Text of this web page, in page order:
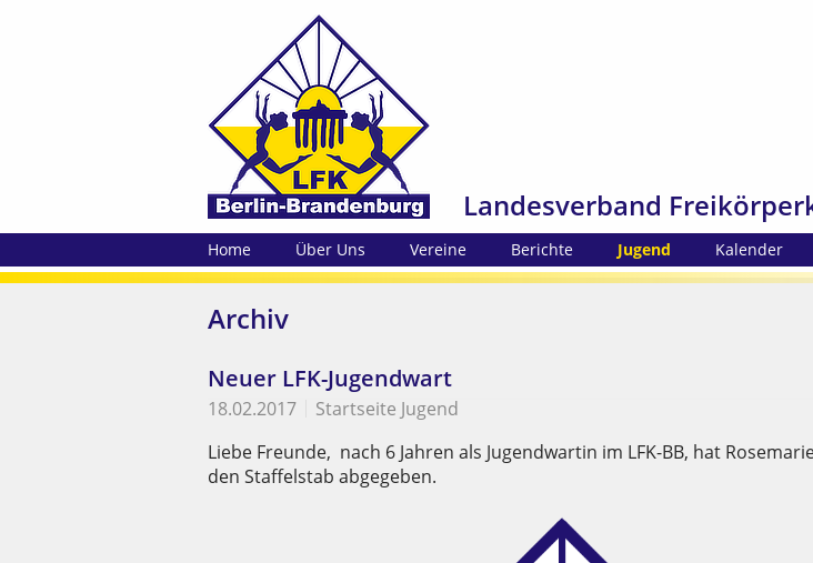
Landesverband
Home Über Uns Vereine Berichte Jugend Kalender
Archiv
Neuer LFK-Jugendwart
18.02.2017
Startseite Jugend
Liebe Freunde, nach 6 Jahren als Jugendwartin im LFK-BB, hat
den Staffelstab abgegeben.